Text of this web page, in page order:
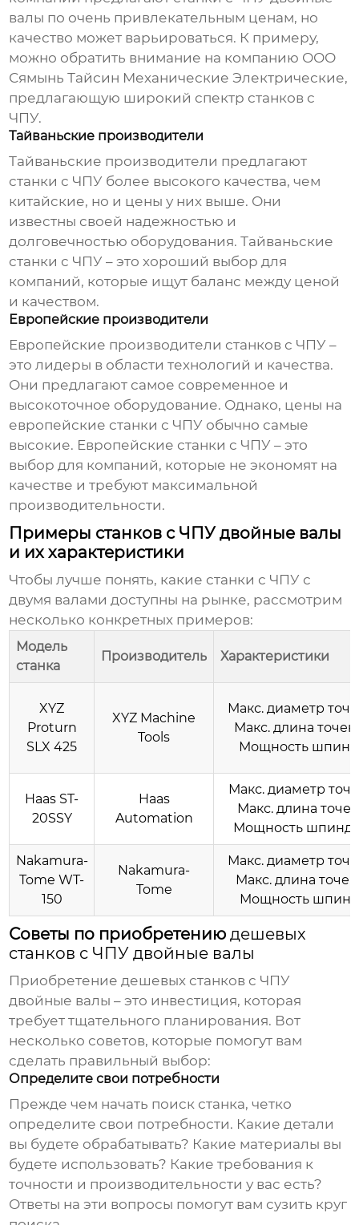
валы по очень привлекательным ценам, но
качество может варьироваться. К примеру,
можно обратить внимание на компанию ООО
Сямынь Тайсин Механические Электрические,
предлагающую широкий спектр станков с
ЧПУ.
Тайваньские производители
Тайваньские производители предлагают
станки с ЧПУ более высокого качества, чем
китайские, но и цены у них выше. Они
известны своей надежностью и
долговечностью оборудования. Тайваньские
станки с ЧПУ – это хороший выбор для
компаний, которые ищут баланс между ценой
и качеством.
Европейские производители
Европейские производители станков с ЧПУ –
это лидеры в области технологий и качества.
Они предлагают самое современное и
высокоточное оборудование. Однако, цены на
европейские станки с ЧПУ обычно самые
высокие. Европейские станки с ЧПУ – это
выбор для компаний, которые не экономят на
качестве и требуют максимальной
производительности.
Примеры станков с ЧПУ двойные валы
и их характеристики
Чтобы лучше понять, какие станки с ЧПУ с
двумя валами доступны на рынке, рассмотрим
несколько конкретных примеров:
Модель
станка
Производитель Характеристики
XYZ
Proturn
SLX 425
XYZ Machine
Tools
Макс. диаметр
Макс. длина
Мощность
Haas ST-
20SSY
Haas
Automation
Макс. диаметр
Макс. длина
Мощность
Nakamura-
Tome WT-
150
Nakamura-
Tome
Макс. диаметр
Макс. длина
Мощность
Советы по приобретениюдешевых
станков с ЧПУ двойные валы
Приобретениедешевых станков с ЧПУ
двойные валы – это инвестиция, которая
требует тщательного планирования. Вот
несколько советов, которые помогут вам
сделать правильный выбор:
Определите свои потребности
Прежде чем начать поиск станка, четко
определите свои потребности. Какие детали
вы будете обрабатывать? Какие материалы вы
будете использовать? Какие требования к
точности и производительности у вас есть?
Ответы на эти вопросы помогут вам сузить круг